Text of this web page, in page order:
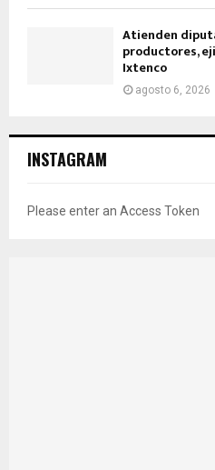
Atienden
productores,
Ixtenco
agosto 6, 2026
INSTAGRAM
Please enter an Access Token